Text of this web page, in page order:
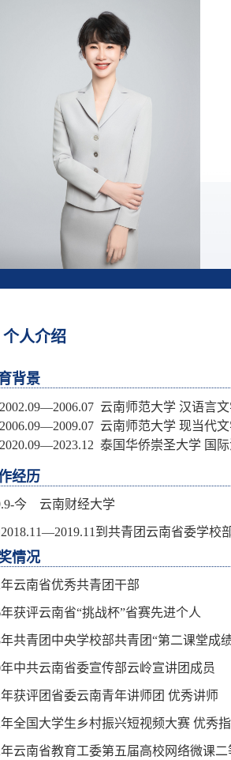
个人介绍
背景
2002.09—2006.07 云南师范大学 汉语言
2006.09—2009.07 云南师范大学 现当代
2020.09—2023.12 泰国华侨崇圣大学 国际
经历
今 云南财经大学
到共青团云南省委学校
情况
年云南省优秀共青团干部
年获评云南省“挑战杯”省赛先进个人
年共青团中央学校部共青团“第二课堂成
年中共云南省委宣传部云岭宣讲团成员
年获评团省委云南青年讲师团 优秀讲师
年全国大学生乡村振兴短视频大赛 优秀
年云南省教育工委第五届高校网络微课二